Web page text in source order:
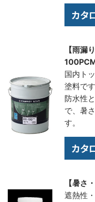
【雨漏
国内ト
塗料です
防水性
で、暑
す。
【暑さ
遮熱性